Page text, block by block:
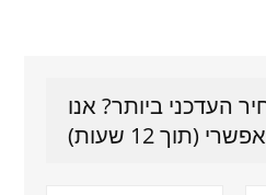
העדכני ביותר? אנו
(תוך 12 שעות)